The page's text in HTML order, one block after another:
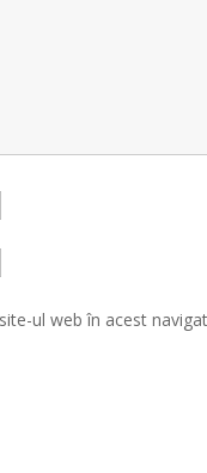
ul web în acest